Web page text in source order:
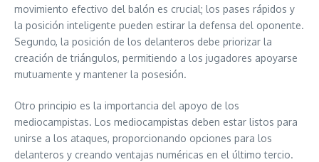
movimiento efectivo del balón es crucial; los pases rápidos y
la posición inteligente pueden estirar la defensa del oponente.
Segundo, la posición de los delanteros debe priorizar la
creación de triángulos, permitiendo a los jugadores apoyarse
mutuamente y mantener la posesión.
Otro principio es la importancia del apoyo de los
mediocampistas. Los mediocampistas deben estar listos para
unirse a los ataques, proporcionando opciones para los
delanteros y creando ventajas numéricas en el último tercio.